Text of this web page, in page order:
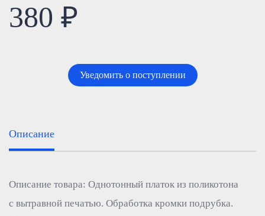
380 ₽
Уведомить о поступлении
Описание
Описание товара: Однотонный платок из поликотона
с вытравной печатью. Обработка кромки подрубка.